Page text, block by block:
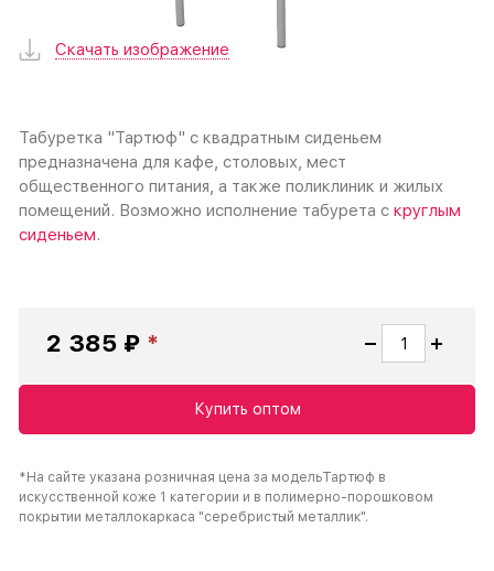
Скачать изображение
Табуретка "Тартюф" с квадратным сиденьем
предназначена для кафе, столовых, мест
общественного питания, а также поликлиник и жилых
помещений. Возможно исполнение табурета с круглым
сиденьем.
2 385 ₽
Купить оптом
*На сайте указана розничная цена за модельТартюф в
искусственной коже 1 категории и в полимерно-порошковом
покрытии металлокаркаса "серебристый металлик".